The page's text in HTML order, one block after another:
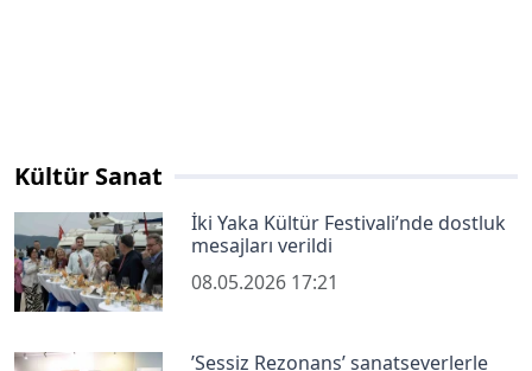
Kültür Sanat
İki Yaka Kültür Festivali’nde dostluk
mesajları verildi
08.05.2026 17:21
’Sessiz Rezonans’ sanatseverlerle